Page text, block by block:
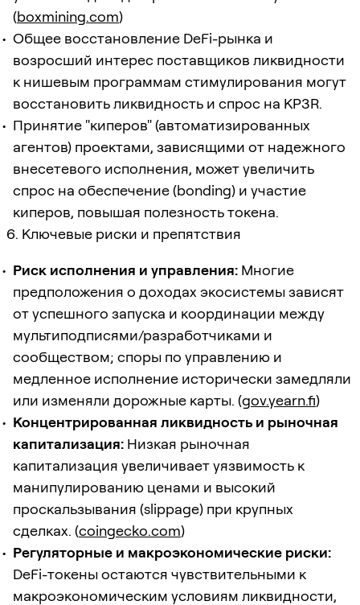
(boxmining.com)
Общее восстановление DeFi-рынка и
возросший интерес поставщиков ликвидности
к нишевым программам стимулирования могут
восстановить ликвидность и спрос на KP3R.
Принятие "киперов" (автоматизированных
агентов) проектами, зависящими от надежного
внесетевого исполнения, может увеличить
спрос на обеспечение (bonding) и участие
киперов, повышая полезность токена.
6. Ключевые риски и препятствия
Риск исполнения и управления: Многие
предположения о доходах экосистемы зависят
от успешного запуска и координации между
мультиподписями/разработчиками и
сообществом; споры по управлению и
медленное исполнение исторически замедляли
или изменяли дорожные карты. (gov.yearn.fi)
Концентрированная ликвидность и рыночная
капитализация: Низкая рыночная
капитализация увеличивает уязвимость к
манипулированию ценами и высокий
проскальзывания (slippage) при крупных
сделках. (coingecko.com)
Регуляторные и макроэкономические риски:
DeFi-токены остаются чувствительными к
макроэкономическим условиям ликвидности,